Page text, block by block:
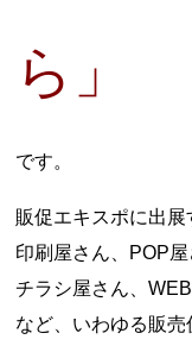
ら」
です。
販促エキスポに出展
印刷屋さん、POP屋
チラシ屋さん、
など、いわゆる販売